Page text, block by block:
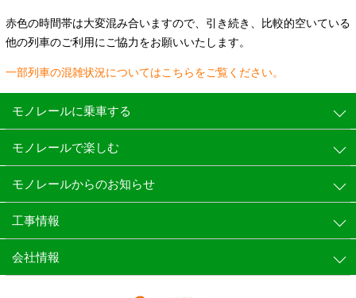
赤色の時間帯は大変混み合いますので、引き続き、比較的空いている
他の列車のご利用にご協力をお願いいたします。
一部列車の混雑状況についてはこちらをご覧ください。
モノレールに乗車する
モノレールで楽しむ
モノレールからのお知らせ
工事情報
会社情報